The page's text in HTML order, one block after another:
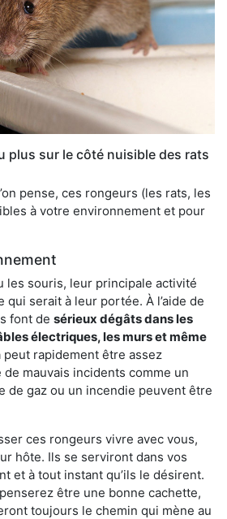
plus sur le côté nuisible des rats
pense, ces rongeurs (les rats, les
à votre environnement et pour
les souris, leur principale activité
qui serait à leur portée. À l’aide de
font de sérieux dégâts dans les
électriques, les murs et même
peut rapidement être assez
mauvais incidents comme un
de gaz ou un incendie peuvent être
ces rongeurs vivre avec vous,
hôte. Ils se serviront dans vos
et à tout instant qu’ils le désirent.
être une bonne cachette,
toujours le chemin qui mène au